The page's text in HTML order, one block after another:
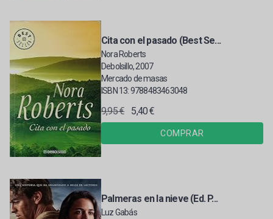
Cita con el pasado (Best Se...
Nora Roberts
Debolsillo, 2007
Mercado de masas
ISBN 13: 9788483463048
9,95 € 5,40 €
COMPRAR
Palmeras en la nieve (Ed. P...
Luz Gabás